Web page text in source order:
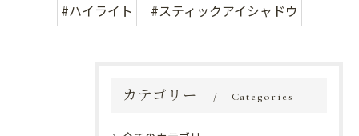
#ハイライト
#スティックアイシャドウ
カテゴリー Categories